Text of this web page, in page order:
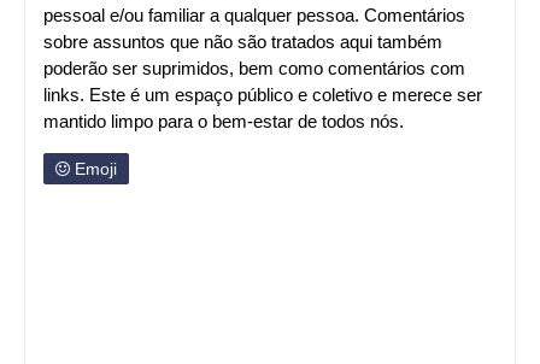
pessoal e/ou familiar a qualquer pessoa. Comentários
sobre assuntos que não são tratados aqui também
poderão ser suprimidos, bem como comentários com
links. Este é um espaço público e coletivo e merece ser
mantido limpo para o bem-estar de todos nós.
Emoji